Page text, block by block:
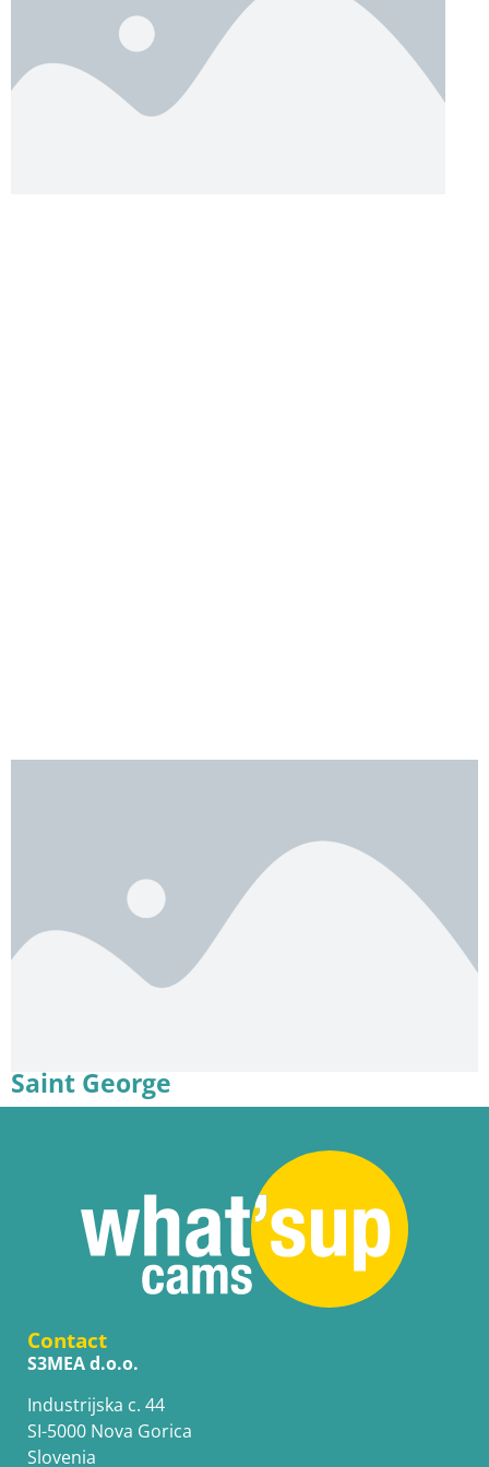
Saint George
Contact
S3MEA d.o.o.
Industrijska c. 44
SI-5000 Nova Gorica
Slovenia